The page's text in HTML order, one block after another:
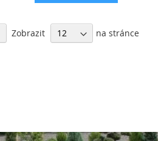
OBLÍBENÝM
Stránka
DalšíZobrazit na stránce